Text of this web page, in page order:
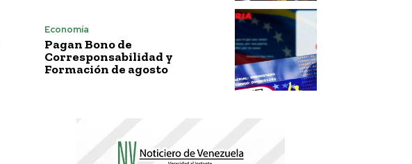
Economía
Pagan Bono de
Corresponsabilidad y
Formación de agosto